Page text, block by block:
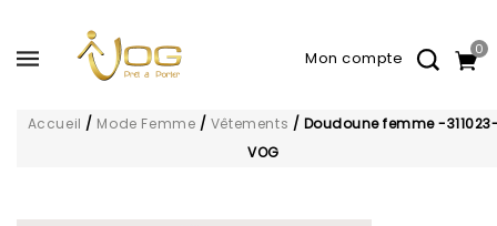
0
Accueil / Mode Femme / Vêtements / Doudoune femme -
VOG